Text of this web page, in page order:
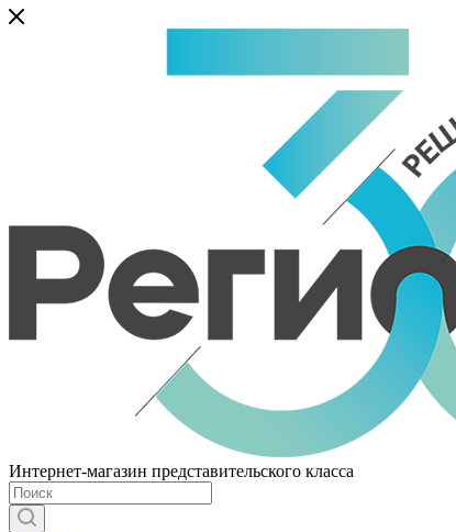
Интернет-магазин представительского класса